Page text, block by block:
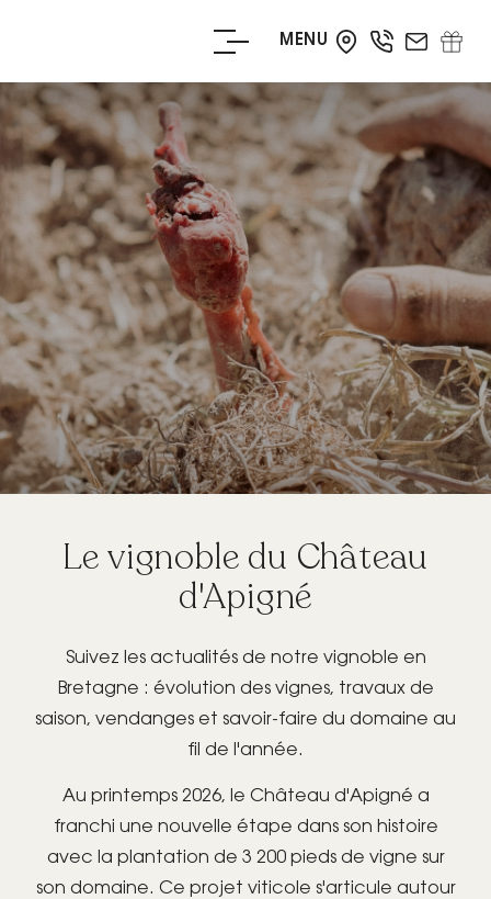
MENU
RÉSERVER
VOTRE SÉJOUR
RÉSERVEZ
VOTRE TABLE
OFFRIR UN BON
CADEAU
RÉSERVEZ
ÉVÉNEMENT
PRIVÉ/PRO
Le vignoble du Château
d'Apigné
Suivez les actualités de notre vignoble en
Bretagne : évolution des vignes, travaux de
saison, vendanges et savoir-faire du domaine au
fil de l'année.
Au printemps 2026, le Château d'Apigné a
franchi une nouvelle étape dans son histoire
avec la plantation de 3 200 pieds de vigne sur
son domaine. Ce projet viticole s'articule autour